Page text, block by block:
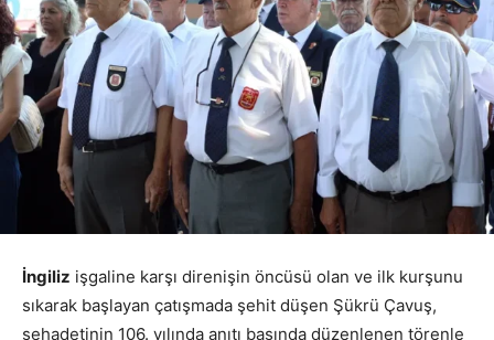
İngiliz işgaline karşı direnişin öncüsü olan ve ilk kurşunu
sıkarak başlayan çatışmada şehit düşen Şükrü Çavuş,
şehadetinin 106. yılında anıtı başında düzenlenen törenle